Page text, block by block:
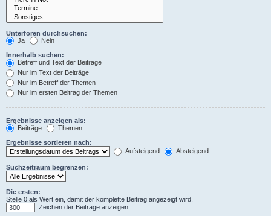
Unterforen durchsuchen:
Ja
Nein
Innerhalb suchen:
Betreff und Text der Beiträge
Nur im Text der Beiträge
Nur im Betreff der Themen
Nur im ersten Beitrag der Themen
Ergebnisse anzeigen als:
Beiträge
Themen
Ergebnisse sortieren nach:
Aufsteigend
Absteigend
Suchzeitraum begrenzen:
Die ersten:
Stelle 0 als Wert ein, damit der komplette Beitrag angezeigt wird.
Zeichen der Beiträge anzeigen